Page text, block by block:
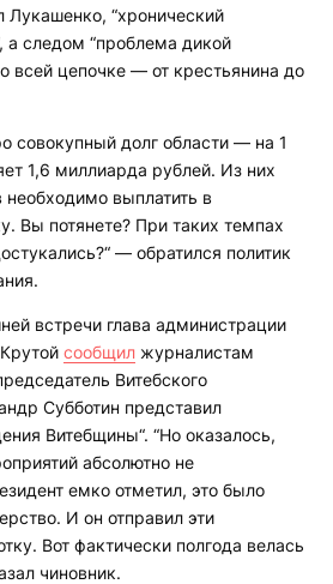
Лукашенко, “хронический
а следом “проблема дикой
всей цепочке — от крестьянина до
совокупный долг области — на 1
1,6 миллиарда рублей. Из них
выплатить в
Вы потянете? При таких темпах
— обратился политик
встречи глава администрации
сообщил журналистам
Витебского
Субботин представил
Витебщины“. “Но оказалось,
абсолютно не
емко отметил, это было
И он отправил эти
Вот фактически полгода велась
чиновник.